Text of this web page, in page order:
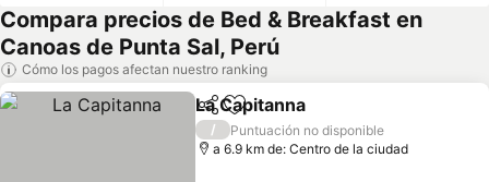
Compara precios de Bed & Breakfast en
Canoas de Punta Sal, Perú
Cómo los pagos afectan nuestro ranking
CompartirAgregar a favoritos
La Capitanna
/
Puntuación no disponible
a 6.9 km de: Centro de la ciudad